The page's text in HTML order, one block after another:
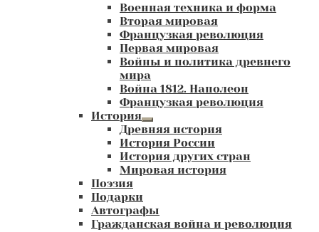
Военная техника и форма
Вторая мировая
Французкая революция
Первая мировая
Войны и политика древнего
мира
Война 1812. Наполеон
Французкая революция
История
Развернутое
вложенное
меню
Древняя история
История России
История других стран
Мировая история
Поэзия
Подарки
Автографы
Гражданская война и революция